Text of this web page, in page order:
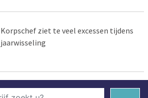
Korpschef ziet te veel excessen tijdens
jaarwisseling